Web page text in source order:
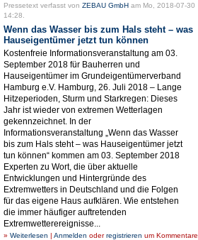
Pressetext verfasst von ZEBAU GmbH am Mo, 2018-07-30
14:28.
Wenn das Wasser bis zum Hals steht – was
Hauseigentümer jetzt tun können
Kostenfreie Informationsveranstaltung am 03.
September 2018 für Bauherren und
Hauseigentümer im Grundeigentümerverband
Hamburg e.V. Hamburg, 26. Juli 2018 – Lange
Hitzeperioden, Sturm und Starkregen: Dieses
Jahr ist wieder von extremen Wetterlagen
gekennzeichnet. In der
Informationsveranstaltung „Wenn das Wasser
bis zum Hals steht – was Hauseigentümer jetzt
tun können“ kommen am 03. September 2018
Experten zu Wort, die über aktuelle
Entwicklungen und Hintergründe des
Extremwetters in Deutschland und die Folgen
für das eigene Haus aufklären. Wie entstehen
die immer häufiger auftretenden
Extremwetterereignisse...
» Weiterlesen | Anmelden oderregistrieren um Kommentare